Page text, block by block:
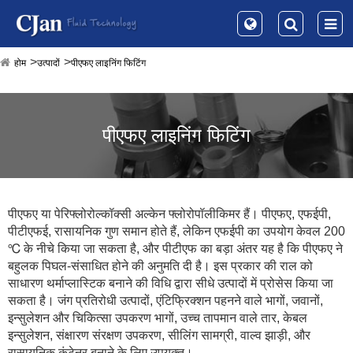
होम उत्पादों पीएफए ​​लाइनिंग फिटिंग
पीएफए ​​लाइनिंग फिटिंग
पीएफए ​​या पेरिफ्लोरोल्कॉक्सी अल्केन फ्लोरोपॉलीकिमर हैं। पीएफए, एफईपी,
पीटीएफई, रासायनिक गुण समान होते हैं, लेकिन एफईपी का उपयोग केवल 200
℃ के नीचे किया जा सकता है, और पीटीएफ का बड़ा अंतर यह है कि पीएफए ​​ने
बहुलक पिघल-संसाधित होने की अनुमति दी है। इस प्रकार की राल को
साधारण थर्माप्लास्टिक बनाने की विधि द्वारा सीधे उत्पादों में प्रोसेस किया जा
सकता है। जंग प्रतिरोधी उत्पादों, एंटिफ्रिक्शन पहनने वाले भागों, जवानों,
इन्सुलेशन और चिकित्सा उपकरण भागों, उच्च तापमान वाले तार, केबल
इन्सुलेशन, संक्षारण संरक्षण उपकरण, सीलिंग सामग्री, वाल्व झाड़ी, और